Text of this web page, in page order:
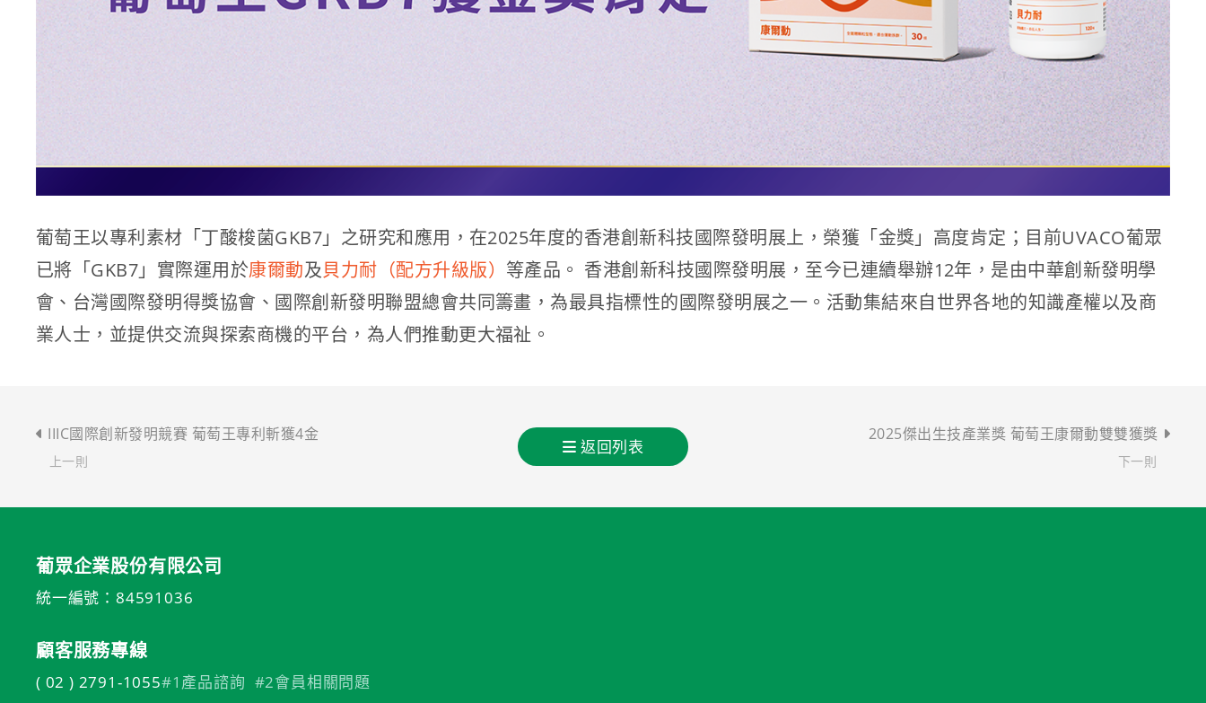
葡萄王以專利素材「丁酸梭菌GKB7」之研究和應用，在2025年度的香港創新科技國際發明展上，榮獲「金獎」高度肯定；目前UVACO葡眾
已將「GKB7」實際運用於康爾動及貝力耐（配方升級版） 等產品。 香港創新科技國際發明展，至今已連續舉辦12年，是由中華創新發明學
會、台灣國際發明得獎協會、國際創新發明聯盟總會共同籌畫，為最具指標性的國際發明展之一。活動集結來自世界各地的知識產權以及商
業人士，並提供交流與探索商機的平台，為人們推動更大福祉。
IIIC國際創新發明競賽 葡萄王專利斬獲4金
上一則
返回列表
2025傑出生技產業獎 葡萄王康爾動雙雙獲獎
下一則
葡眾企業股份有限公司
統一編號：84591036
顧客服務專線
( 02 ) 2791-1055#1產品諮詢 #2會員相關問題